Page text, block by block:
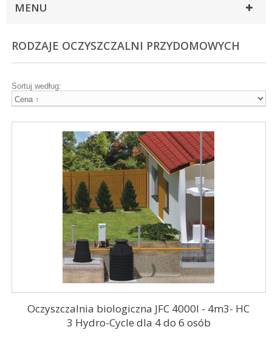
MENU
RODZAJE OCZYSZCZALNI PRZYDOMOWYCH
Sortuj według:
Oczyszczalnia biologiczna JFC 4000l - 4m3- HC
3 Hydro-Cycle dla 4 do 6 osób